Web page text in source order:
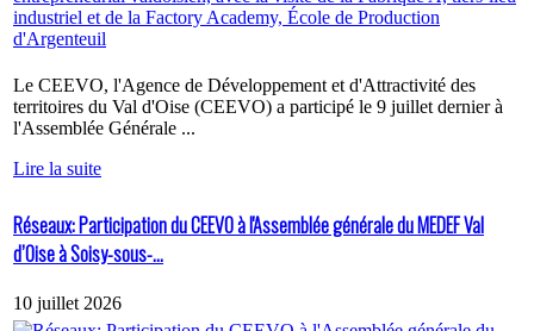
Le CEEVO, l'Agence de Développement et d'Attractivité des
territoires du Val d'Oise (CEEVO) a participé le 9 juillet dernier à
l'Assemblée Générale ...
Lire la suite
Réseaux: Participation du CEEVO à l'Assemblée générale du MEDEF Val
d’Oise à Soisy-sous-...
10 juillet 2026